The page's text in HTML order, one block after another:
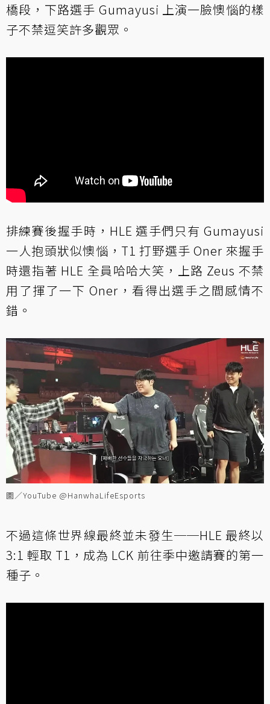
橋段，下路選手 Gumayusi 上演一臉懊惱的樣
子不禁逗笑許多觀眾。
排練賽後握手時，HLE 選手們只有 Gumayusi
一人抱頭狀似懊惱，T1 打野選手 Oner 來握手
時還指著 HLE 全員哈哈大笑，上路 Zeus 不禁
用了揮了一下 Oner，看得出選手之間感情不
錯。
圖／YouTube @HanwhaLifeEsports
不過這條世界線最終並未發生──HLE 最終以
3:1 輕取 T1，成為 LCK 前往季中邀請賽的第一
種子。